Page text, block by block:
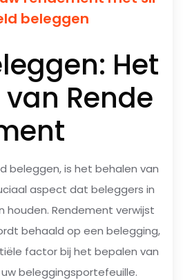
beleggen
Het
Rende
beleggen, is het behalen van
aspect dat beleggers in
Rendement verwijst
behaald op een belegging,
factor bij het bepalen van
beleggingsportefeuille.